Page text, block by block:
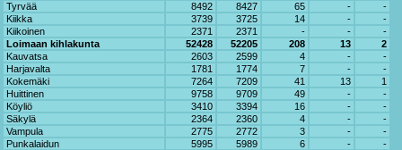
Tyrvää
8492 8427 65 -
-
Kiikka
3739 3725 14 -
-
Kiikoinen
2371 2371 - -
-
Loimaan kihlakunta
52428 52205 208 13
2
Kauvatsa
2603 2599 4 -
-
Harjavalta
1781 1774 7 -
-
Kokemäki
7264 7209 41 13
1
Huittinen
9758 9709 49 -
-
Köyliö
3410 3394 16 -
-
Säkylä
2364 2360 4 -
-
Vampula
2775 2772 3 -
-
Punkalaidun
5995 5989 6 -
-